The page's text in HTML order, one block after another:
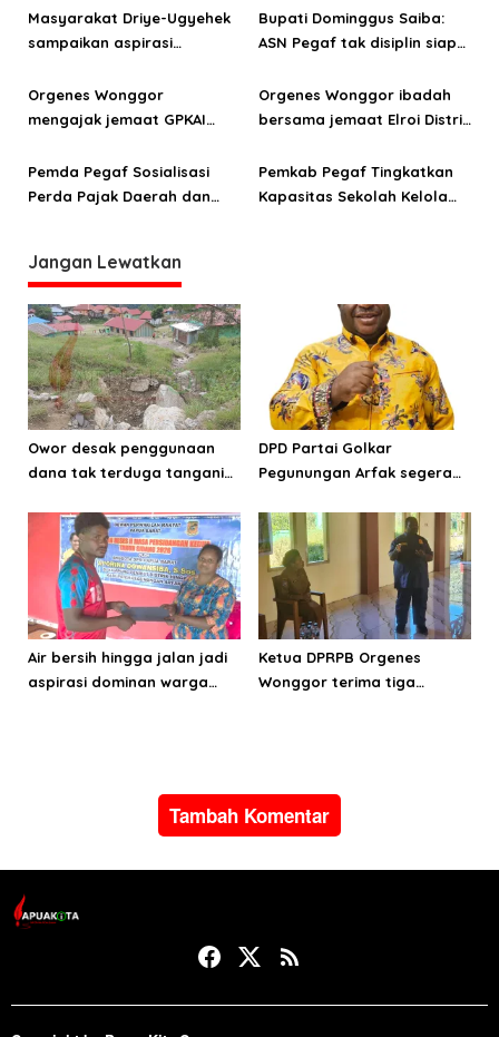
o
s
prioritas pembangunan
Masyarakat Driye-Ugyehek
sampaikan aspirasi
DPRP Papua Barat Aporina
Dowansiba
Bupati Dominggus Saiba:
ASN Pegaf tak disiplin siap-
ditahan
Orgenes Wonggor
mengajak jemaat GPKAI
bekerja sama perkuat
keimanan
Orgenes Wonggor ibadah
bersama jemaat Elroi Distrik
Pemda Pegaf Sosialisasi
Perda Pajak Daerah dan
Pemkab Pegaf Tingkatkan
Kapasitas Sekolah Kelola
Jangan Lewatkan
Owor desak penggunaan
dana tak terduga tangani
DPD Partai Golkar
Pegunungan Arfak segera
Air bersih hingga jalan jadi
aspirasi dominan warga
Ketua DPRPB Orgenes
Wonggor terima tiga
Tambah Komentar